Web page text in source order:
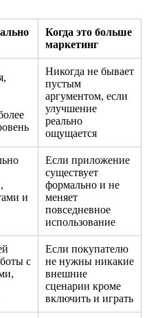
Когда это больше
маркетинг
Никогда не бывает
пустым
аргументом, если
улучшение
реально
ощущается
и
Если приложение
существует
формально и не
меняет
повседневное
использование
с
Если покупателю
не нужны никакие
внешние
сценарии кроме
включить и играть